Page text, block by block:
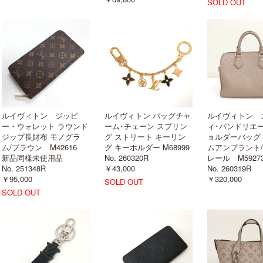
ルイヴィトン ジッピ
ー・ウォレット ラウンド
ジップ長財布 モノグラ
ム/ブラウン M42616
新品同様未使用品
No. 251348R
￥95,000
SOLD OUT
ルイヴィトン バッグチャ
ーム･チェーン スプリン
グ ストリート キーリン
グ キーホルダー M68999
No. 260320R
￥43,000
SOLD OUT
ルイヴィトン
ィ･バンドリエ
ョルダーバッ
ムアンプラン
レール
No. 260319R
￥320,000